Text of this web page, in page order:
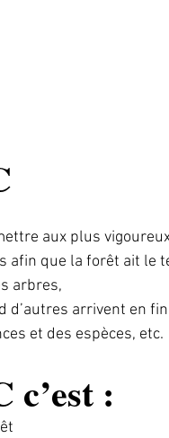
aux plus
afin que la forêt ait le
arbres,
arrivent en
et des espèces, etc.
c’est :